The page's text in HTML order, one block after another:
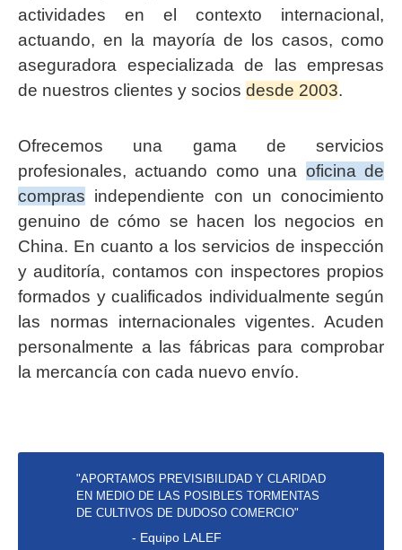
actividades en el contexto internacional,
actuando, en la mayoría de los casos, como
aseguradora especializada de las empresas
de nuestros clientes y socios desde 2003.
Ofrecemos una gama de servicios
profesionales, actuando como una oficina de
compras independiente con un conocimiento
genuino de cómo se hacen los negocios en
China. En cuanto a los servicios de inspección
y auditoría, contamos con inspectores propios
formados y cualificados individualmente según
las normas internacionales vigentes. Acuden
personalmente a las fábricas para comprobar
la mercancía con cada nuevo envío.
"APORTAMOS PREVISIBILIDAD Y CLARIDAD
EN MEDIO DE LAS POSIBLES TORMENTAS
DE CULTIVOS DE DUDOSO COMERCIO"
- Equipo LALEF